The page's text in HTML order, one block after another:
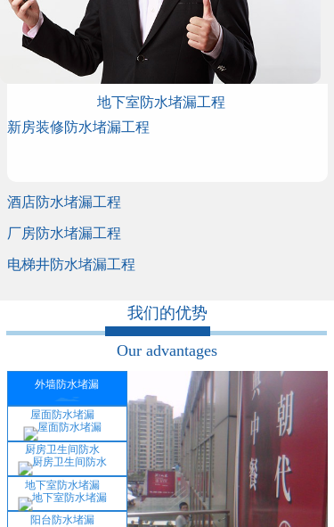
地下室防水堵漏工程
酒店防水堵漏工程
厂房防水堵漏工程
电梯井防水堵漏工程
新房装修防水堵漏工程
我们的优势
Our advantages
外墙防水堵漏
屋面防水堵漏
厨房卫生间防水
地下室防水堵漏
阳台防水堵漏